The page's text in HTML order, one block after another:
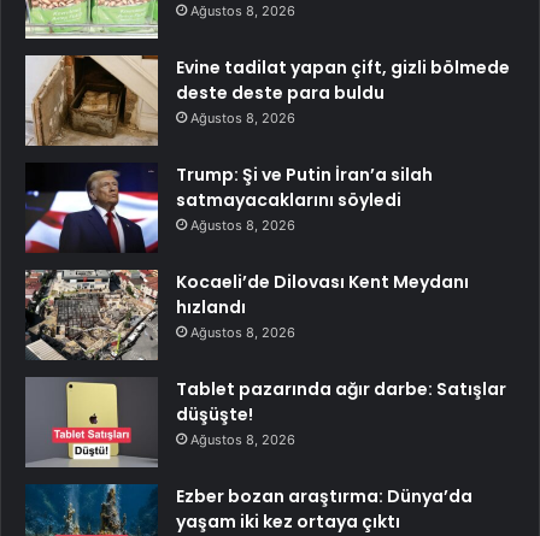
Ağustos 8, 2026
Evine tadilat yapan çift, gizli bölmede
deste deste para buldu
Ağustos 8, 2026
Trump: Şi ve Putin İran’a silah
satmayacaklarını söyledi
Ağustos 8, 2026
Kocaeli’de Dilovası Kent Meydanı
hızlandı
Ağustos 8, 2026
Tablet pazarında ağır darbe: Satışlar
düşüşte!
Ağustos 8, 2026
Ezber bozan araştırma: Dünya’da
yaşam iki kez ortaya çıktı